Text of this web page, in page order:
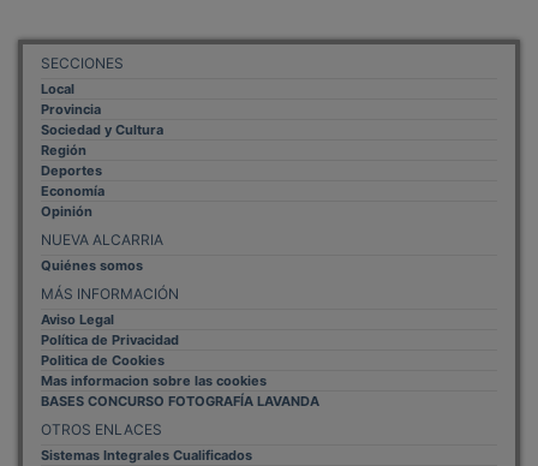
SECCIONES
Local
Provincia
Sociedad y Cultura
Región
Deportes
Economía
Opinión
NUEVA ALCARRIA
Quiénes somos
MÁS INFORMACIÓN
Aviso Legal
Política de Privacidad
Politica de Cookies
Mas informacion sobre las cookies
BASES CONCURSO FOTOGRAFÍA LAVANDA
Sistemas Integrales Cualificados
Entrada Bloggers